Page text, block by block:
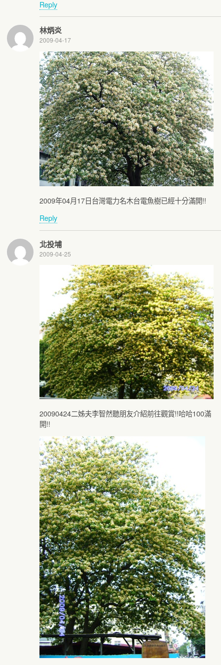
Reply
林炳炎
2009-04-17
2009年04月17日台灣電力名木台電魚樹已經十分滿開!!
Reply
北投埔
2009-04-25
20090424二姊夫李智然聽朋友介紹前往觀賞!!哈哈100滿
開!!